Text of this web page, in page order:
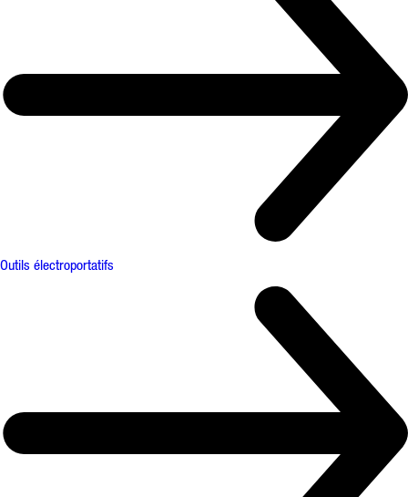
Outils électroportatifs